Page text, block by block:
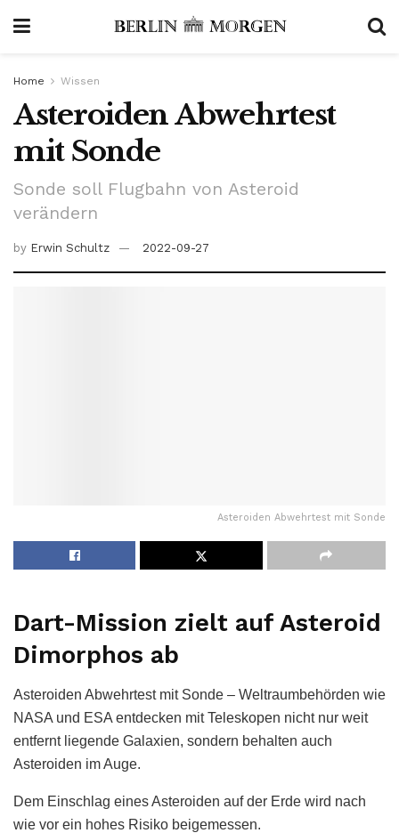
Home Wissen
Asteroiden Abwehrtest
mit Sonde
Sonde soll Flugbahn von Asteroid
verändern
by Erwin Schultz 2022-09-27
Asteroiden Abwehrtest mit Sonde
Dart-Mission zielt auf Asteroid
Dimorphos ab
Asteroiden Abwehrtest mit Sonde – Weltraumbehörden wie
NASA und ESA entdecken mit Teleskopen nicht nur weit
entfernt liegende Galaxien, sondern behalten auch
Asteroiden im Auge.
Dem Einschlag eines Asteroiden auf der Erde wird nach
wie vor ein hohes Risiko beigemessen.